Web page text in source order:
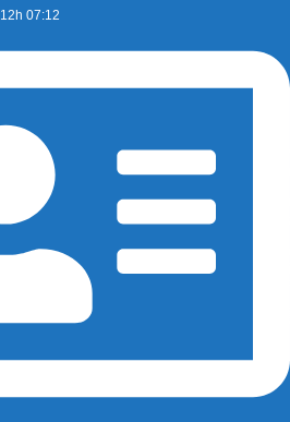
07:12